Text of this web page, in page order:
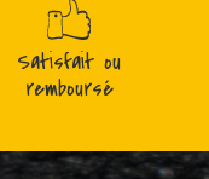
Satisfait ou
remboursé